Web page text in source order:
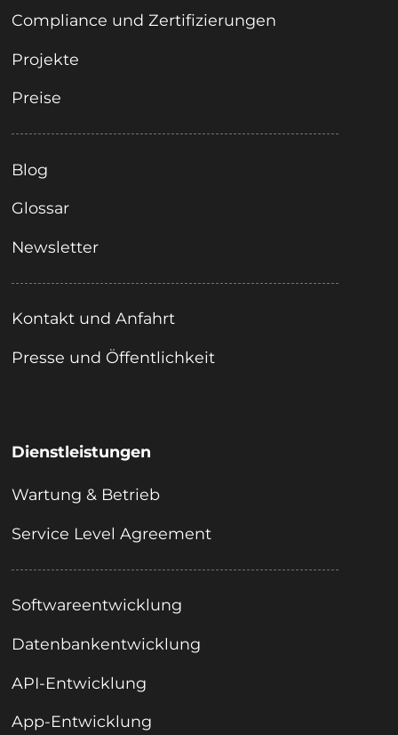
Compliance und Zertifizierungen
Projekte
Preise
Blog
Glossar
Newsletter
Kontakt und Anfahrt
Presse und Öffentlichkeit
Dienstleistungen
Wartung & Betrieb
Service Level Agreement
Softwareentwicklung
Datenbankentwicklung
API-Entwicklung
App-Entwicklung